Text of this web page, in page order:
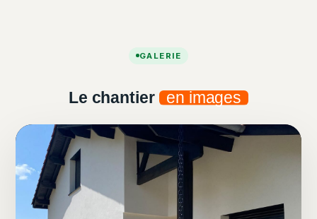
GALERIE
Le chantier en images